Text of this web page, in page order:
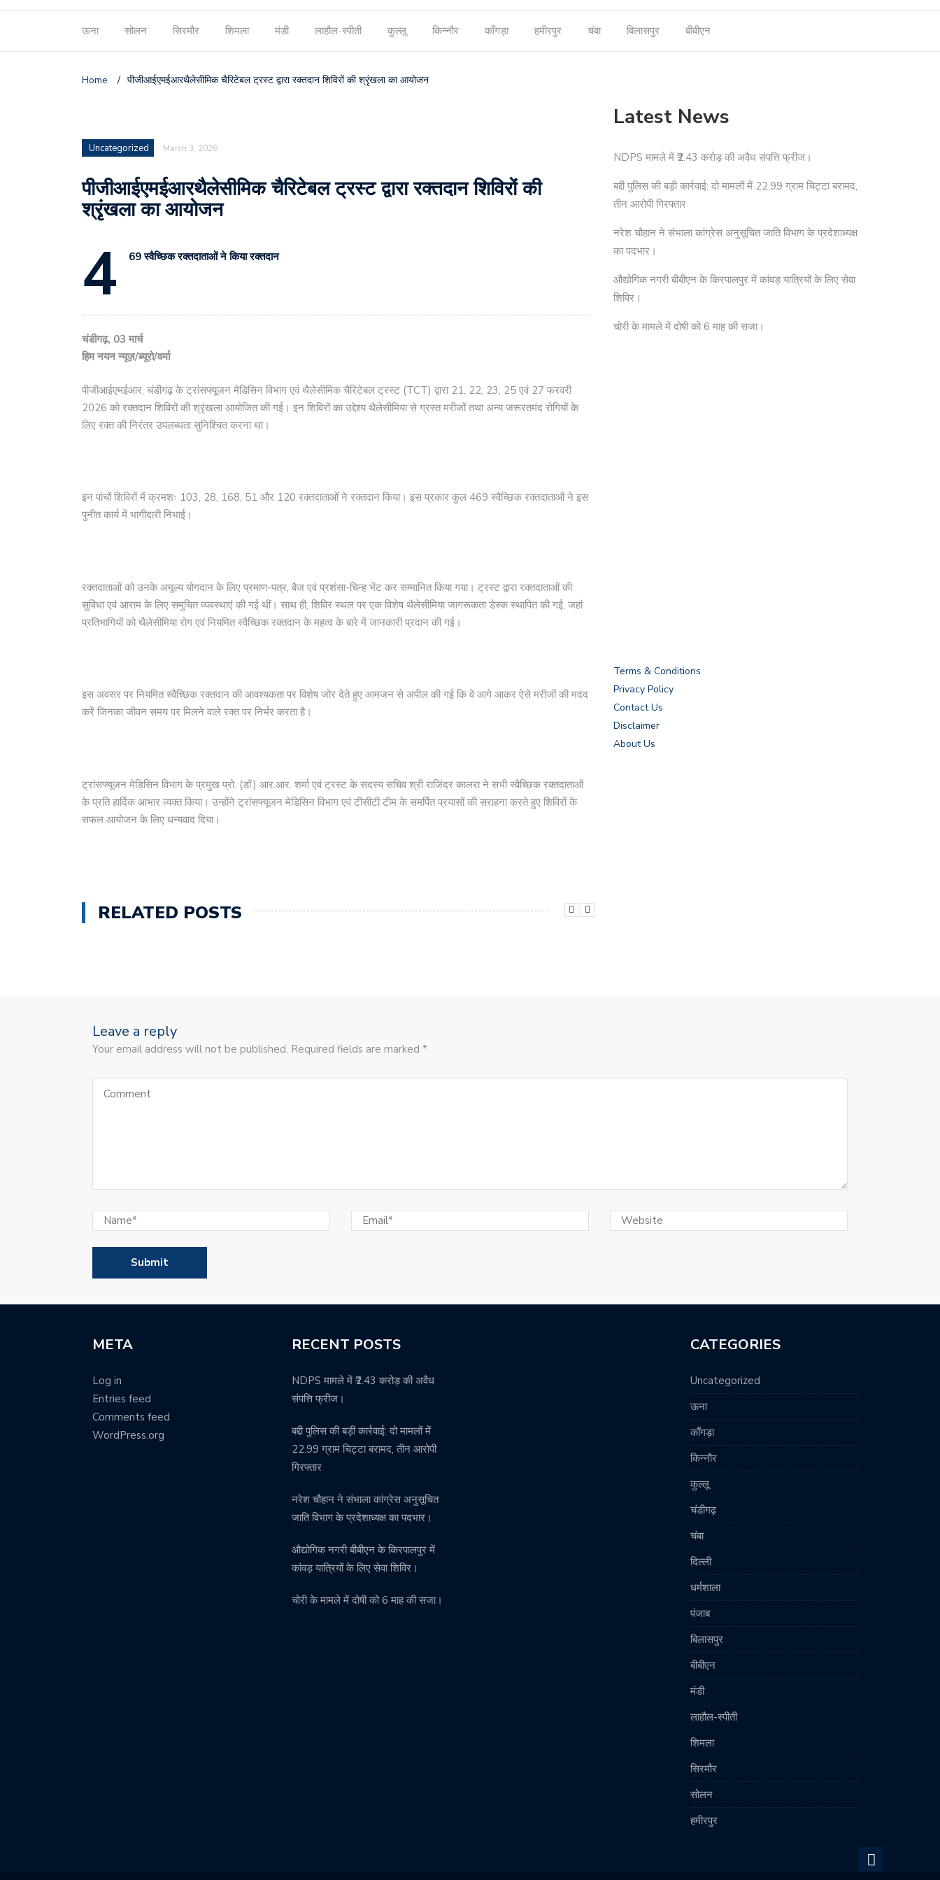
ऊना सोलन सिरमौर शिमला मंडी लाहौल-स्पीती कुल्लू किन्नौर काँगड़ा हमीरपुर चंबा बिलासपुर बीबीएन
Home / पीजीआईएमईआरथैलेसीमिक चैरिटेबल ट्रस्ट द्वारा रक्तदान शिविरों की श्रृंखला का आयोजन
Uncategorized March 3, 2026
पीजीआईएमईआरथैलेसीमिक चैरिटेबल ट्रस्ट द्वारा रक्तदान शिविरों की
श्रृंखला का आयोजन
4 69 स्वैच्छिक रक्तदाताओं ने किया रक्तदान
चंडीगढ़, 03 मार्च
हिम नयन न्यूज़/ब्यूरो/वर्मा
पीजीआईएमईआर, चंडीगढ़ के ट्रांसफ्यूजन मेडिसिन विभाग एवं थैलेसीमिक चैरिटेबल ट्रस्ट (TCT) द्वारा 21, 22, 23, 25 एवं 27 फरवरी
2026 को रक्तदान शिविरों की श्रृंखला आयोजित की गई। इन शिविरों का उद्देश्य थैलेसीमिया से ग्रस्त मरीजों तथा अन्य जरूरतमंद रोगियों के
लिए रक्त की निरंतर उपलब्धता सुनिश्चित करना था।
इन पांचों शिविरों में क्रमशः 103, 28, 168, 51 और 120 रक्तदाताओं ने रक्तदान किया। इस प्रकार कुल 469 स्वैच्छिक रक्तदाताओं ने इस
पुनीत कार्य में भागीदारी निभाई।
रक्तदाताओं को उनके अमूल्य योगदान के लिए प्रमाण-पत्र, बैज एवं प्रशंसा-चिन्ह भेंट कर सम्मानित किया गया। ट्रस्ट द्वारा रक्तदाताओं की
सुविधा एवं आराम के लिए समुचित व्यवस्थाएं की गई थीं। साथ ही, शिविर स्थल पर एक विशेष थैलेसीमिया जागरूकता डेस्क स्थापित की गई, जहां
प्रतिभागियों को थैलेसीमिया रोग एवं नियमित स्वैच्छिक रक्तदान के महत्व के बारे में जानकारी प्रदान की गई।
इस अवसर पर नियमित स्वैच्छिक रक्तदान की आवश्यकता पर विशेष जोर देते हुए आमजन से अपील की गई कि वे आगे आकर ऐसे मरीजों की मदद
करें जिनका जीवन समय पर मिलने वाले रक्त पर निर्भर करता है।
ट्रांसफ्यूजन मेडिसिन विभाग के प्रमुख प्रो. (डॉ.) आर.आर. शर्मा एवं ट्रस्ट के सदस्य सचिव श्री राजिंदर कालरा ने सभी स्वैच्छिक रक्तदाताओं
के प्रति हार्दिक आभार व्यक्त किया। उन्होंने ट्रांसफ्यूजन मेडिसिन विभाग एवं टीसीटी टीम के समर्पित प्रयासों की सराहना करते हुए शिविरों के
सफल आयोजन के लिए धन्यवाद दिया।
RELATED POSTS
Latest News
NDPS मामले में ₹2.43 करोड़ की अवैध संपत्ति फ्रीज।
बद्दी पुलिस की बड़ी कार्रवाई: दो मामलों में 22.99 ग्राम चिट्टा बरामद,
तीन आरोपी गिरफ्तार
नरेश चौहान ने संभाला कांग्रेस अनुसूचित जाति विभाग के प्रदेशाध्यक्ष
का पदभार।
औद्योगिक नगरी बीबीएन के किरपालपुर में कांवड़ यात्रियों के लिए सेवा
शिविर।
चोरी के मामले में दोषी को 6 माह की सजा।
Terms & Conditions
Privacy Policy
Contact Us
Disclaimer
About Us
Leave a reply
Your email address will not be published. Required fields are marked *
META
Log in
Entries feed
Comments feed
WordPress.org
RECENT POSTS
NDPS मामले में ₹2.43 करोड़ की अवैध
संपत्ति फ्रीज।
बद्दी पुलिस की बड़ी कार्रवाई: दो मामलों में
22.99 ग्राम चिट्टा बरामद, तीन आरोपी
गिरफ्तार
नरेश चौहान ने संभाला कांग्रेस अनुसूचित
जाति विभाग के प्रदेशाध्यक्ष का पदभार।
औद्योगिक नगरी बीबीएन के किरपालपुर में
कांवड़ यात्रियों के लिए सेवा शिविर।
चोरी के मामले में दोषी को 6 माह की सजा।
CATEGORIES
Uncategorized
ऊना
काँगड़ा
किन्नौर
कुल्लू
चंडीगढ़
चंबा
दिल्ली
धर्मशाला
पंजाब
बिलासपुर
बीबीएन
मंडी
लाहौल-स्पीती
शिमला
सिरमौर
सोलन
हमीरपुर